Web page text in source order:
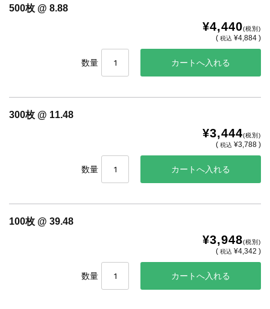
500枚 @ 8.88
¥4,440(税別)
(税込 ¥4,884 )
数量
300枚 @ 11.48
¥3,444(税別)
(税込 ¥3,788 )
数量
100枚 @ 39.48
¥3,948(税別)
(税込 ¥4,342 )
数量